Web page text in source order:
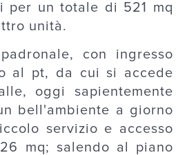
per un totale di 521 mq
unità.
con ingresso
al pt, da cui si accede
oggi sapientemente
bell'ambiente a giorno
servizio e accesso
mq; salendo al piano